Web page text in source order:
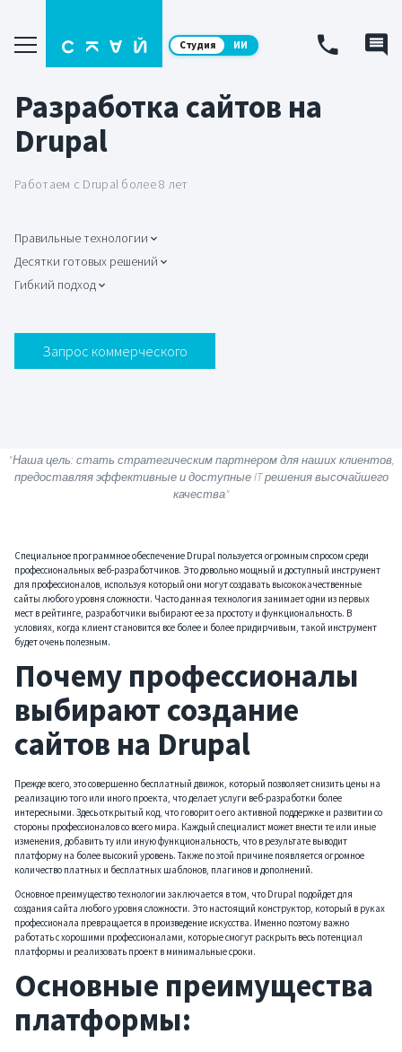
Студия ИИ
Разработка сайтов на
Drupal
Работаем с Drupal более 8 лет
Правильные технологии
Десятки готовых решений
Гибкий подход
Запрос коммерческого
"Наша цель: стать стратегическим партнером для наших клиентов,
предоставляя эффективные и доступные IT решения высочайшего
качества"
Специальное программное обеспечение Drupal пользуется огромным спросом среди
профессиональных веб-разработчиков. Это довольно мощный и доступный инструмент
для профессионалов, используя который они могут создавать высококачественные
сайты любого уровня сложности. Часто данная технология занимает одни из первых
мест в рейтинге, разработчики выбирают ее за простоту и функциональность. В
условиях, когда клиент становится все более и более придирчивым, такой инструмент
будет очень полезным.
Почему профессионалы
выбирают создание
сайтов на Drupal
Прежде всего, это совершенно бесплатный движок, который позволяет снизить цены на
реализацию того или иного проекта, что делает услуги веб-разработки более
интересными. Здесь открытый код, что говорит о его активной поддержке и развитии со
стороны профессионалов со всего мира. Каждый специалист может внести те или иные
изменения, добавить ту или иную функциональность, что в результате выводит
платформу на более высокий уровень. Также по этой причине появляется огромное
количество платных и бесплатных шаблонов, плагинов и дополнений.
Основное преимущество технологии заключается в том, что Drupal подойдет для
создания сайта любого уровня сложности. Это настоящий конструктор, который в руках
профессионала превращается в произведение искусства. Именно поэтому важно
работать с хорошими профессионалами, которые смогут раскрыть весь потенциал
платформы и реализовать проект в минимальные сроки.
Основные преимущества
платформы: